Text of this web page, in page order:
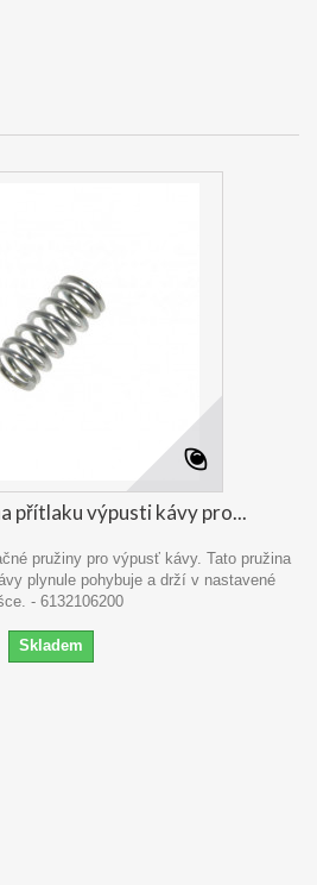
přítlaku výpusti kávy pro...
pružiny pro výpusť kávy. Tato pružina
plynule pohybuje a drží v nastavené
- 6132106200
Skladem